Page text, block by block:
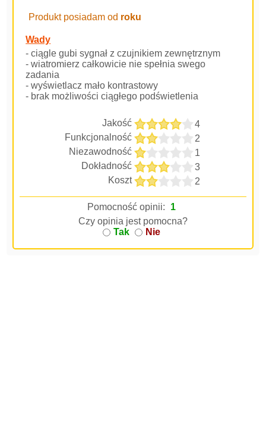
Produkt posiadam od roku
Wady
- ciągle gubi sygnał z czujnikiem zewnętrznym
- wiatromierz całkowicie nie spełnia swego
zadania
- wyświetlacz mało kontrastowy
- brak możliwości ciągłego podświetlenia
Jakość
4
Funkcjonalność
2
Niezawodność
1
Dokładność
3
Koszt
2
Pomocność opinii:
1
Czy opinia jest pomocna?
Tak
Nie